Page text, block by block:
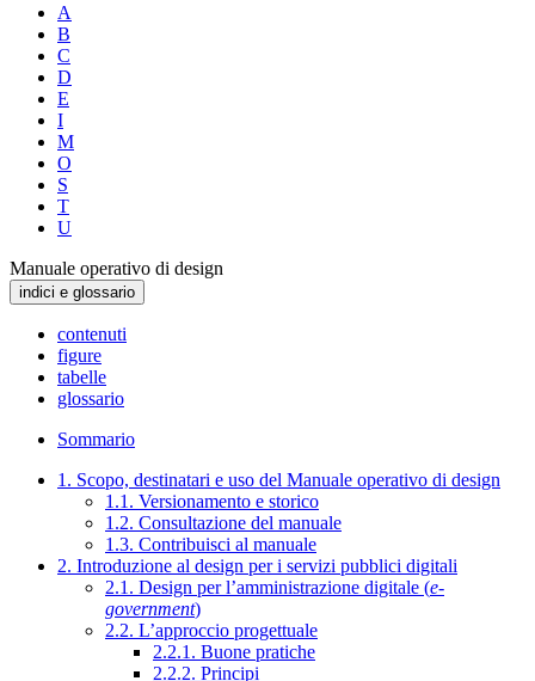
A
B
C
D
E
I
M
O
S
T
U
Manuale operativo di design
indici e glossario
contenuti
figure
tabelle
glossario
Sommario
1. Scopo, destinatari e uso del Manuale operativo di design
1.1. Versionamento e storico
1.2. Consultazione del manuale
1.3. Contribuisci al manuale
2. Introduzione al design per i servizi pubblici digitali
2.1. Design per l’amministrazione digitale (e-
government)
2.2. L’approccio progettuale
2.2.1. Buone pratiche
2.2.2. Principi